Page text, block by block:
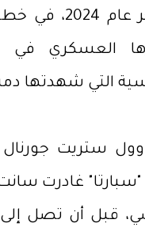
أواخر عام
العسكري في
التي شهدتها
ستريت
غادرت
قبل أن تصل